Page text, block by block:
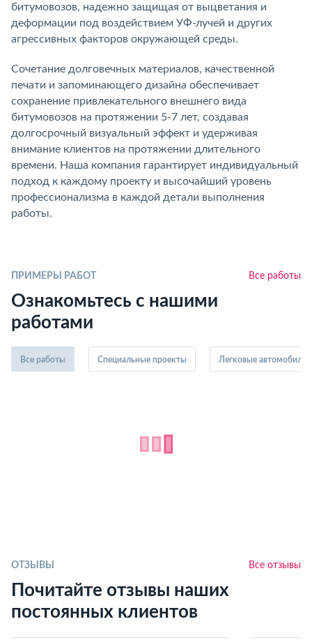
битумовозов, надежно защищая от выцветания и
деформации под воздействием УФ-лучей и других
агрессивных факторов окружающей среды.
Сочетание долговечных материалов, качественной
печати и запоминающего дизайна обеспечивает
сохранение привлекательного внешнего вида
битумовозов на протяжении 5-7 лет, создавая
долгосрочный визуальный эффект и удерживая
внимание клиентов на протяжении длительного
времени. Наша компания гарантирует индивидуальный
подход к каждому проекту и высочайший уровень
профессионализма в каждой детали выполнения
работы.
ПРИМЕРЫ РАБОТ Все работы
Ознакомьтесь с нашими
работами
Все работы Специальные проекты Легковые автомобили
ОТЗЫВЫ Все отзывы
Почитайте отзывы наших
постоянных клиентов